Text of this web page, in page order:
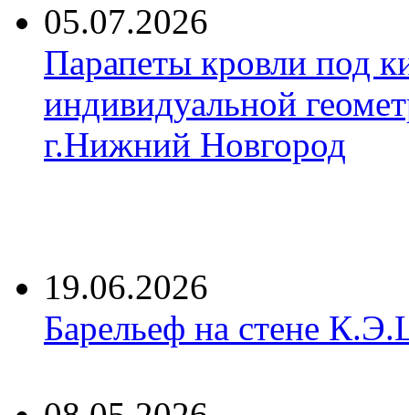
05.07.2026
Парапеты кровли под
индивидуальной
г.Нижний Новгород
19.06.2026
Барельеф на стене